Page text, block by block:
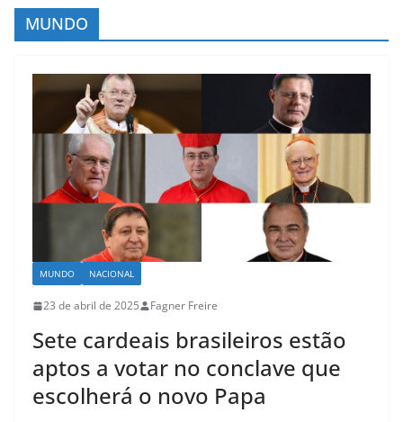
MUNDO
MUNDO NACIONAL
23 de abril de 2025 Fagner Freire
Sete cardeais brasileiros estão
aptos a votar no conclave que
escolherá o novo Papa